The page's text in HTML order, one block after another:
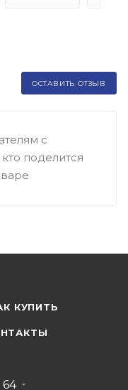
ОСТАВИТЬ ОТЗЫВ
с
поделится
КУПИТЬ
64